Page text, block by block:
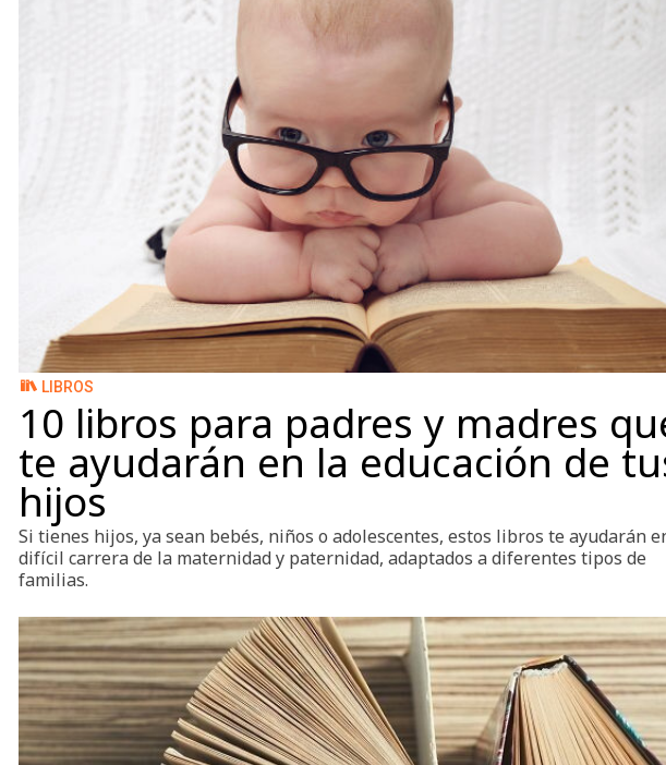
LIBROS
10 libros para padres y madres
te ayudarán en la educación de
hijos
Si tienes hijos, ya sean bebés, niños o adolescentes, estos libros te ayudarán
difícil carrera de la maternidad y paternidad, adaptados a diferentes tipos de
familias.